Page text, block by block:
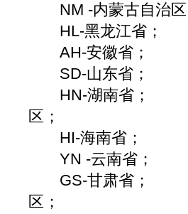
NM -内蒙古自
HL-黑龙江
AH-安徽省
SD-山东省
HN-湖南省
区；
HI-海南省；
YN -云南省；
GS-甘肃省
区；